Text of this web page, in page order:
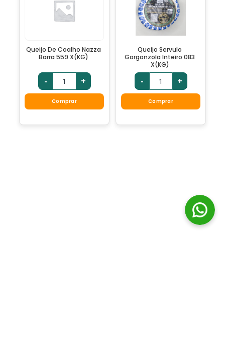
Queijo De Coalho Nazza
Barra 559 X(KG)
- +
Comprar
Queijo Servulo
Gorgonzola Inteiro 083
X(KG)
- +
Comprar